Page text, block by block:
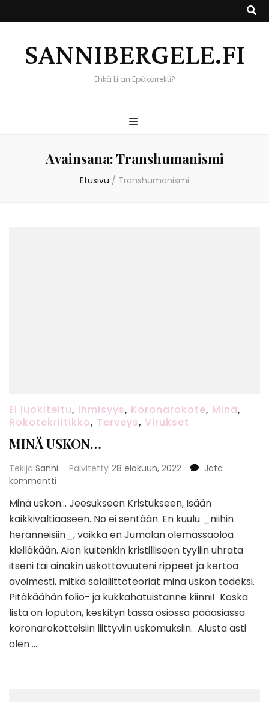
SANNIBERGELE.FI
Ehkä Liian Epäkorrekti?
Avainsana: Transhumanismi
Etusivu / Transhumanismi
Ei luokiteltu, Ihmisyys, Koronarokote, Minä,
Rokotekriitikko, Terveys, Virukset
MINÄ USKON…
Tekijä Sanni Päivitetty 28 elokuun, 2022
Jätä
kommentti
USKON…
Minä uskon… Jeesukseen Kristukseen, Isään
kaikkivaltiaaseen. No ei sentään. En kuulu _niihin
heränneisiin_, vaikka en Jumalan olemassaoloa
kielläkään. Aion kuitenkin kristilliseen tyyliin uhrata
itseni tai ainakin uskottavuuteni rippeet ja kertoa
avoimesti, mitkä salaliittoteoriat minä uskon todeksi.
Pitäkäähän folio- ja kukkahatuistanne kiinni! Koska
lista on loputon, keskityn tässä osiossa pääasiassa
koronarokotteisiin liittyviin uskomuksiin. Alusta asti
olen …